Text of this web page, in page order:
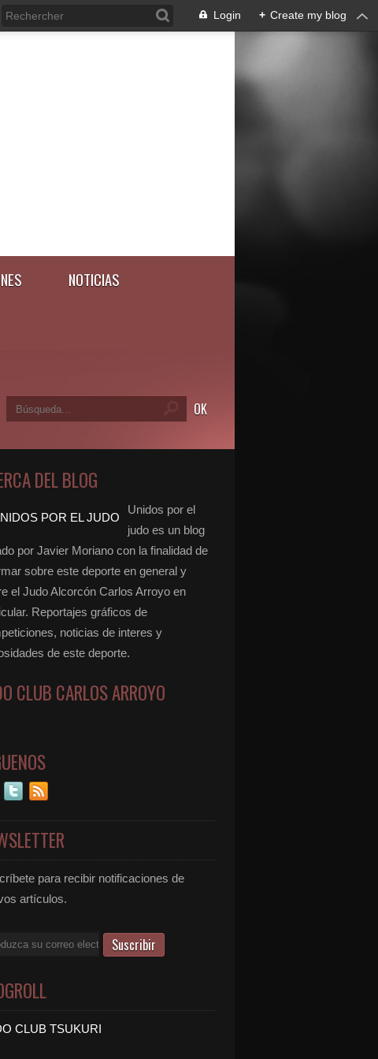
Login + Create my blog
NOTICIAS
DEL BLOG
Unidos por el
judo es un blog
por Javier Moriano con la finalidad de
sobre este deporte en general y
el Judo Alcorcón Carlos Arroyo en
Reportajes gráficos de
noticias de interes y
de este deporte.
CLUB CARLOS ARROYO
para recibir notificaciones de
artículos.
CLUB TSUKURI